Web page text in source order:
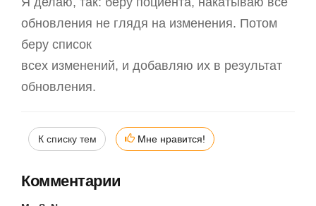
обновления не глядя на изменения. Потом
беру список
всех изменений, и добавляю их в результат
обновления.
К списку тем Мне нравится!
Комментарии